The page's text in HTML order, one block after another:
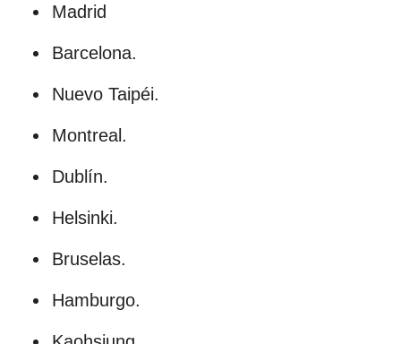
Madrid
Barcelona.
Nuevo Taipéi.
Montreal.
Dublín.
Helsinki.
Bruselas.
Hamburgo.